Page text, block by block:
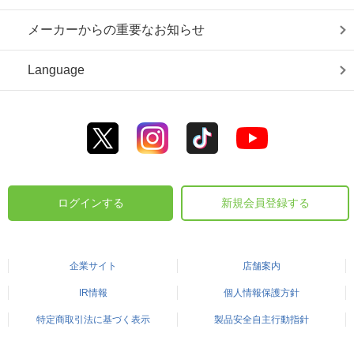
メーカーからの重要なお知らせ
Language
ログインする 新規会員登録する
企業サイト 店舗案内
IR情報 個人情報保護方針
特定商取引法に基づく表示 製品安全自主行動指針